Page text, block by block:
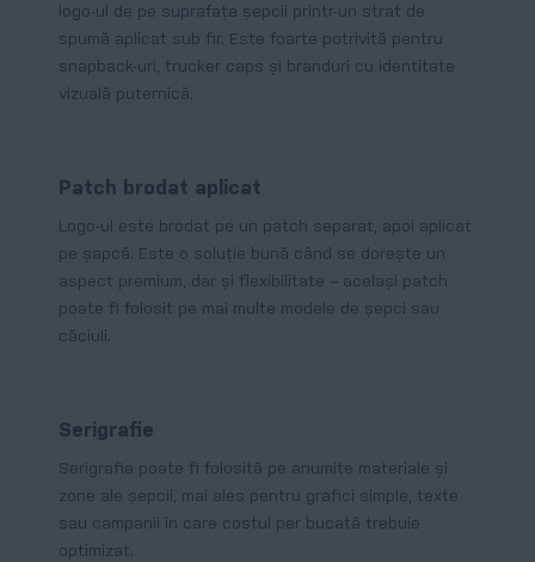
logo-ul de pe suprafața șepcii printr-un strat de
spumă aplicat sub fir. Este foarte potrivită pentru
snapback-uri, trucker caps și branduri cu identitate
vizuală puternică.
Patch brodat aplicat
Logo-ul este brodat pe un patch separat, apoi aplicat
pe șapcă. Este o soluție bună când se dorește un
aspect premium, dar și flexibilitate – același patch
poate fi folosit pe mai multe modele de șepci sau
căciuli.
Serigrafie
Serigrafia poate fi folosită pe anumite materiale și
zone ale șepcii, mai ales pentru grafici simple, texte
sau campanii în care costul per bucată trebuie
optimizat.